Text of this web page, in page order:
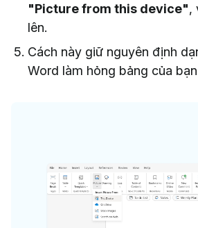
"Picture from this device",
lên.
Cách này giữ nguyên định
Word làm hỏng bảng của